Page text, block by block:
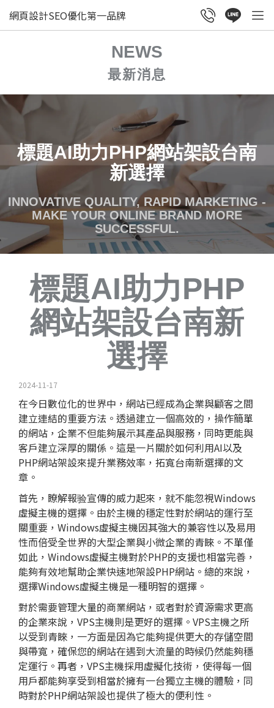
網頁設計SEO優化第一品牌
NEWS
最新消息
標題AI助力PHP網站架設台南
新選擇
INNOVATIVE QUALITY, RAPID MARKETING -
MAKE YOUR ONLINE BRAND MORE
SUCCESSFUL.
標題AI助力PHP
網站架設台南新
選擇
2024-11-17
在今日數位化的世界中，網站已經成為企業與顧客之間
建立連結的重要方法。透過建立一個高效的，操作簡單
的網站，企業不但能夠展示其產品與服務，同時更能與
客戶建立深厚的關係。這是一片關於如何利用AI以及
PHP網站架設來提升業務效率，拓寬台南新選擇的文
章。
首先，瞭解報验宣傳的威力起來，就不能忽視Windows
虛擬主機的選擇。由於主機的穩定性對於網站的運行至
關重要，Windows虛擬主機因其強大的兼容性以及易用
性而倍受全世界的大型企業與小微企業的青睞。不單僅
如此，Windows虛擬主機對於PHP的支援也相當完善，
能夠有效地幫助企業快速地架設PHP網站。總的來說，
選擇Windows虛擬主機是一種明智的選擇。
對於需要管理大量的商業網站，或者對於資源需求更高
的企業來說，VPS主機則是更好的選擇。VPS主機之所
以受到青睞，一方面是因為它能夠提供更大的存儲空間
與帶寬，確保您的網站在遇到大流量的時候仍然能夠穩
定運行。再者，VPS主機採用虛擬化技術，使得每一個
用戶都能夠享受到相當於擁有一台獨立主機的體驗，同
時對於PHP網站架設也提供了極大的便利性。